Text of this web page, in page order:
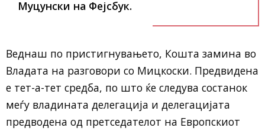
Муцунски на Фејсбук.
Веднаш по пристигнувањето, Кошта замина во
Владата на разговори со Мицкоски. Предвидена
е тет-а-тет средба, по што ќе следува состанок
меѓу владината делегација и делегацијата
предводена од претседателот на Европскиот